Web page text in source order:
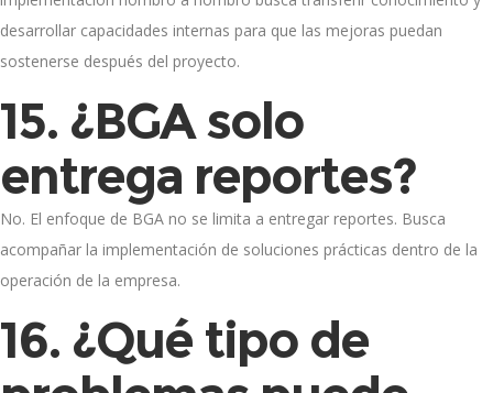
desarrollar capacidades internas para que las mejoras puedan
sostenerse después del proyecto.
15. ¿BGA solo
entrega reportes?
No. El enfoque de BGA no se limita a entregar reportes. Busca
acompañar la implementación de soluciones prácticas dentro de la
operación de la empresa.
16. ¿Qué tipo de